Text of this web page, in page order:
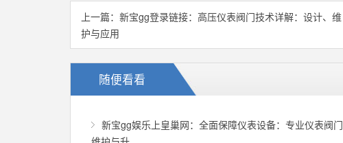
上一篇： 新宝gg登录链接：高压仪表阀门技术详解：设计、维
护与应用
随便看看
新宝gg娱乐上皇巢网：全面保障仪表设备：专业仪表阀门